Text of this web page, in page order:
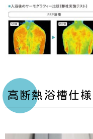
高断熱浴槽仕様